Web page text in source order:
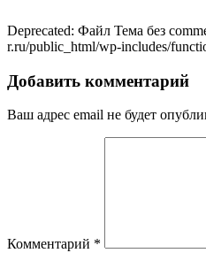
Deprecated: Файл Тема без
r.ru/public_html/wp-includes/
Добавить комментарий
Ваш адрес email не будет
Комментарий *